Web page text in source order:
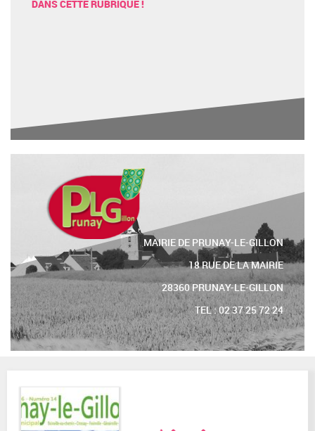
DANS CETTE RUBRIQUE !
MAIRIE DE PRUNAY-LE-GILLON
18 RUE DE LA MAIRIE
28360 PRUNAY-LE-GILLON
TEL : 02 37 25 72 24